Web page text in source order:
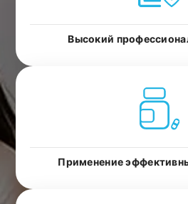
Высокий
Применение